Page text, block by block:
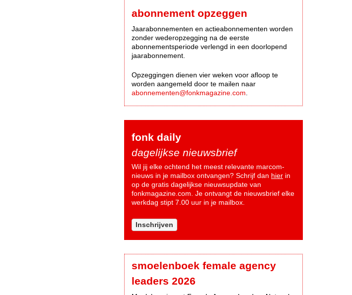
abonnement opzeggen
Jaarabonnementen en actieabonnementen worden
zonder wederopzegging na de eerste
abonnementsperiode verlengd in een doorlopend
jaarabonnement.
Opzeggingen dienen vier weken voor afloop te
worden aangemeld door te mailen naar
abonnementen@fonkmagazine.com
fonk daily
dagelijkse nieuwsbrief
Wil jij elke ochtend het meest relevante marcom-
nieuws in je mailbox ontvangen? Schrijf dan hier in
op de gratis dagelijkse nieuwsupdate van
fonkmagazine.com. Je ontvangt de nieuwsbrief elke
werkdag stipt 7.00 uur in je mailbox.
Inschrijven
smoelenboek female agency
leaders 2026